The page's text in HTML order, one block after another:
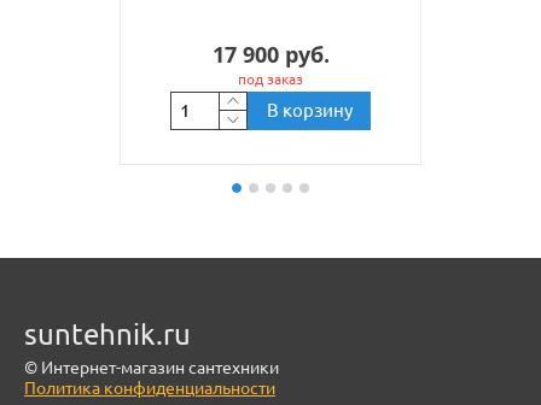
17 900 руб.
под заказ
В корзину
suntehnik.ru
© Интернет-магазин сантехники
Политика конфиденциальности